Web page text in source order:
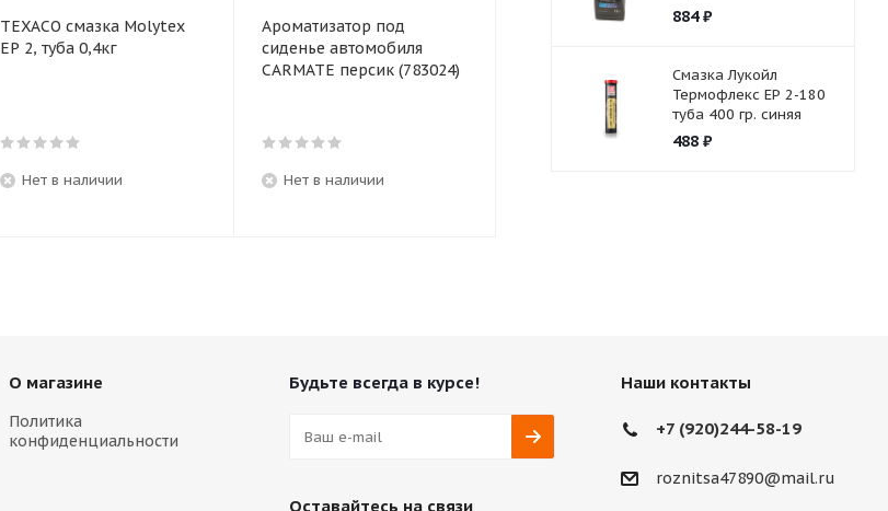
TEXACO смазка Molytex
EP 2, туба 0,4кг
Нет в наличии
Ароматизатор под
сиденье автомобиля
CARMATE персик (783024)
Нет в наличии
Батарейка GP 27V 884₽
Смазка Лукойл
Термофлекс ЕР 2-180
туба 400 гр. синяя
488₽
О магазине
Политика
конфиденциальности
Будьте всегда в курсе!
Оставайтесь на связи
Наши контакты
+7 (920)244-58-19
roznitsa47890@mail.ru